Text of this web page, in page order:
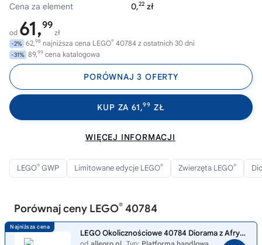
Cena za element
0,22 zł
od 61,99
zł
-2% 62,98 najniższa cena LEGO® 40784 z ostatnich 30 dni
-31% 89,99 cena katalogowa
PORÓWNAJ 3 OFERTY
KUP ZA 61,99 ZŁ
WIĘCEJ INFORMACJI
LEGO® GWP Limitowane edycje LEGO® Zwierzęta LEGO®
Porównaj ceny LEGO® 40784
LEGO Okolicznościowe 40784 Diorama z Afrykańską Sawanną